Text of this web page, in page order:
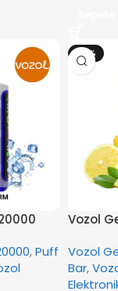
,Puff
-12%
Vozol
Vozol
Bar,